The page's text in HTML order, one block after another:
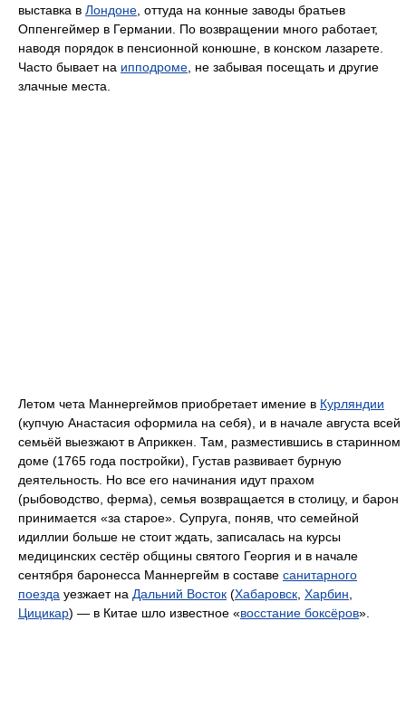
выставка в Лондоне , оттуда на конные заводы братьев
Оппенгеймер в Германии. По возвращении много работает,
наводя порядок в пенсионной конюшне, в конском лазарете.
Часто бывает на ипподроме , не забывая посещать и другие
злачные места.
Летом чета Маннергеймов приобретает имение в Курляндии
(купчую Анастасия оформила на себя), и в начале августа всей
семьёй выезжают в Априккен. Там, разместившись в старинном
доме (1765 года постройки), Густав развивает бурную
деятельность. Но все его начинания идут прахом
(рыбоводство, ферма), семья возвращается в столицу, и барон
принимается «за старое». Супруга, поняв, что семейной
идиллии больше не стоит ждать, записалась на курсы
медицинских сестёр общины святого Георгия и в начале
сентября баронесса Маннергейм в составе санитарного
поезда уезжает на Дальний Восток (Хабаровск Харбин
Цицикар) — в Китае шло известное «восстание боксёров».